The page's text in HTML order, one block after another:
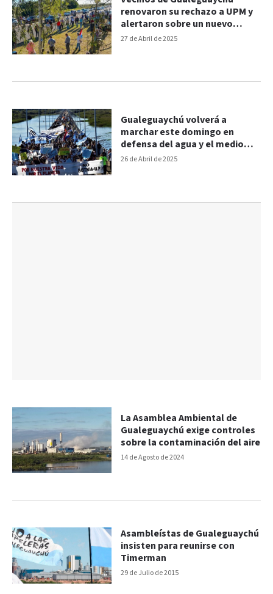
27 de Abril de 2025
renovaron su rechazo a UPM y
alertaron sobre un nuevo
proyecto en Fray Bentos
26 de Abril de 2025
Gualeguaychú volverá a
marchar este domingo en
defensa del agua y el medio
ambiente
14 de Agosto de 2024
La Asamblea Ambiental de
Gualeguaychú exige controles
sobre la contaminación del aire
29 de Julio de 2015
Asambleístas de Gualeguaychú
insisten para reunirse con
Timerman